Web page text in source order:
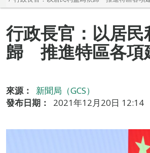
行政長官：以居民
歸 推進特區各項
來源：
新聞局（GCS）
發布日期：
2021年12月20日 12:14